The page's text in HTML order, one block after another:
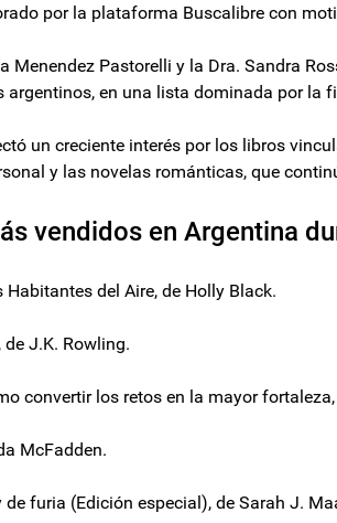
por la plataforma Buscalibre con
Menendez Pastorelli y la Dra. Sandra
argentinos, en una lista dominada por la
un creciente interés por los libros
y las novelas románticas, que
vendidos en Argentina
Habitantes del Aire, de Holly Black.
de J.K. Rowling.
convertir los retos en la mayor
McFadden.
de furia (Edición especial), de Sarah J.